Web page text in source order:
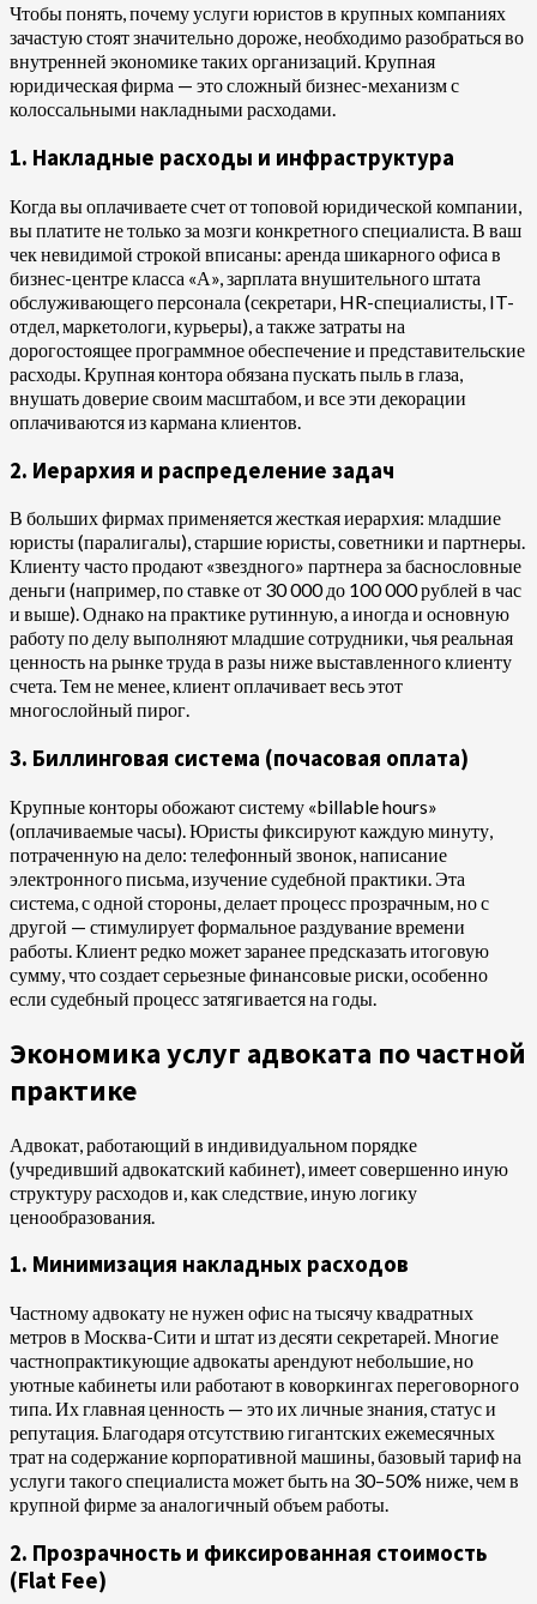
Чтобы понять, почему услуги юристов в крупных компаниях
зачастую стоят значительно дороже, необходимо разобраться во
внутренней экономике таких организаций. Крупная
юридическая фирма — это сложный бизнес-механизм с
колоссальными накладными расходами.
1. Накладные расходы и инфраструктура
Когда вы оплачиваете счет от топовой юридической компании,
вы платите не только за мозги конкретного специалиста. В ваш
чек невидимой строкой вписаны: аренда шикарного офиса в
бизнес-центре класса «А», зарплата внушительного штата
обслуживающего персонала (секретари, HR-специалисты, IT-
отдел, маркетологи, курьеры), а также затраты на
дорогостоящее программное обеспечение и представительские
расходы. Крупная контора обязана пускать пыль в глаза,
внушать доверие своим масштабом, и все эти декорации
оплачиваются из кармана клиентов.
2. Иерархия и распределение задач
В больших фирмах применяется жесткая иерархия: младшие
юристы (паралигалы), старшие юристы, советники и партнеры.
Клиенту часто продают «звездного» партнера за баснословные
деньги (например, по ставке от 30 000 до 100 000 рублей в час
и выше). Однако на практике рутинную, а иногда и основную
работу по делу выполняют младшие сотрудники, чья реальная
ценность на рынке труда в разы ниже выставленного клиенту
счета. Тем не менее, клиент оплачивает весь этот
многослойный пирог.
3. Биллинговая система (почасовая оплата)
Крупные конторы обожают систему «billable hours»
(оплачиваемые часы). Юристы фиксируют каждую минуту,
потраченную на дело: телефонный звонок, написание
электронного письма, изучение судебной практики. Эта
система, с одной стороны, делает процесс прозрачным, но с
другой — стимулирует формальное раздувание времени
работы. Клиент редко может заранее предсказать итоговую
сумму, что создает серьезные финансовые риски, особенно
если судебный процесс затягивается на годы.
Экономика услуг адвоката по частной
практике
Адвокат, работающий в индивидуальном порядке
(учредивший адвокатский кабинет), имеет совершенно иную
структуру расходов и, как следствие, иную логику
ценообразования.
1. Минимизация накладных расходов
Частному адвокату не нужен офис на тысячу квадратных
метров в Москва-Сити и штат из десяти секретарей. Многие
частнопрактикующие адвокаты арендуют небольшие, но
уютные кабинеты или работают в коворкингах переговорного
типа. Их главная ценность — это их личные знания, статус и
репутация. Благодаря отсутствию гигантских ежемесячных
трат на содержание корпоративной машины, базовый тариф на
услуги такого специалиста может быть на 30–50% ниже, чем в
крупной фирме за аналогичный объем работы.
2. Прозрачность и фиксированная стоимость
(Flat Fee)